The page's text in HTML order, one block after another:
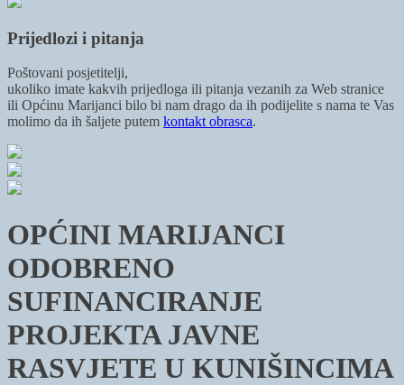
Prijedlozi i pitanja
Poštovani posjetitelji,
ukoliko imate kakvih prijedloga ili pitanja vezanih za Web stranice
ili Općinu Marijanci bilo bi nam drago da ih podijelite s nama te Vas
molimo da ih šaljete putem kontakt obrasca.
OPĆINI MARIJANCI
ODOBRENO
SUFINANCIRANJE
PROJEKTA JAVNE
RASVJETE U KUNIŠINCIMA